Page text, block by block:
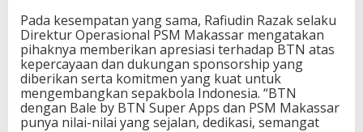
Pada kesempatan yang sama, Rafiudin Razak selaku
Direktur Operasional PSM Makassar mengatakan
pihaknya memberikan apresiasi terhadap BTN atas
kepercayaan dan dukungan sponsorship yang
diberikan serta komitmen yang kuat untuk
mengembangkan sepakbola Indonesia. “BTN
dengan Bale by BTN Super Apps dan PSM Makassar
punya nilai-nilai yang sejalan, dedikasi, semangat